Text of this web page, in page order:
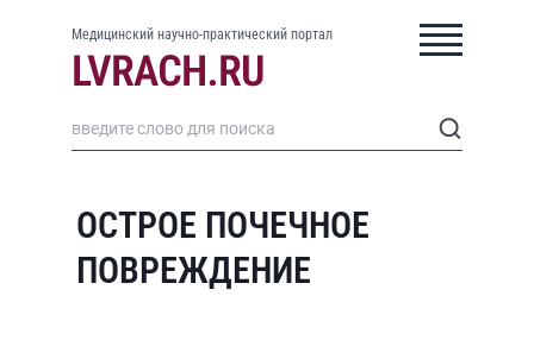
Медицинский научно-практический портал
ОСТРОЕ ПОЧЕЧНОЕ
ПОВРЕЖДЕНИЕ